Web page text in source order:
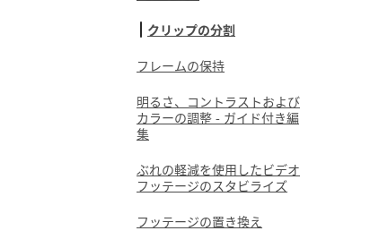
クリップの分割
フレームの保持
明るさ、コントラストおよび
カラーの調整 - ガイド付き編
集
ぶれの軽減を使用したビデオ
フッテージのスタビライズ
フッテージの置き換え